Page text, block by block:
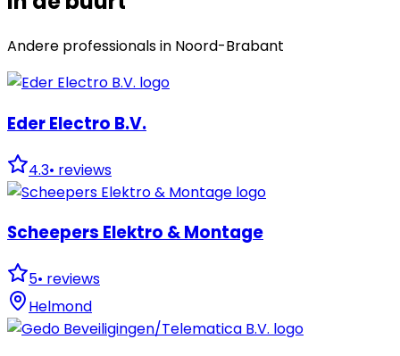
Andere professionals in Noord-Brabant
Eder Electro B.V.
4.3• reviews
Scheepers Elektro & Montage
5• reviews
Helmond